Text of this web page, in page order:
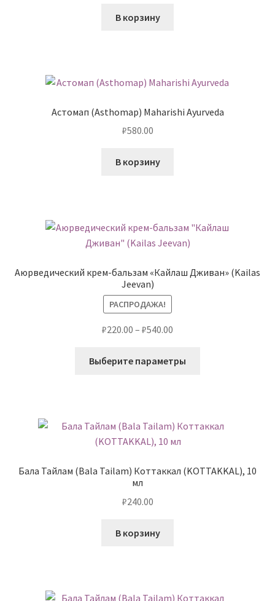
В корзину
Астомап (Asthomap) Maharishi Ayurveda
₽580.00
В корзину
Аюрведический крем-бальзам «Кайлаш Дживан» (Kailas
Jeevan)
РАСПРОДАЖА!
₽220.00 – ₽540.00
₽220.00
Выберите параметры
Опции
на
Бала Тайлам (Bala Tailam) Коттаккал (KOTTAKKAL), 10
мл
₽240.00
В корзину